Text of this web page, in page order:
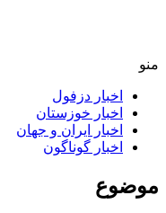
منو
اخبار دزفول
اخبار خوزستان
اخبار ایران و جهان
اخبار گوناگون
موضوع